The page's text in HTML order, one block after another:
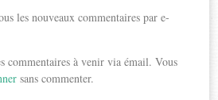
les nouveaux commentaires par e-
commentaires à venir via émail. Vous
sans commenter.